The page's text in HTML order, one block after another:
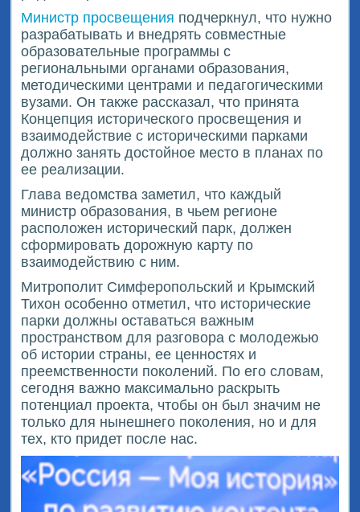
Министр просвещения подчеркнул, что нужно
разрабатывать и внедрять совместные
образовательные программы с
региональными органами образования,
методическими центрами и педагогическими
вузами. Он также рассказал, что принята
Концепция исторического просвещения и
взаимодействие с историческими парками
должно занять достойное место в планах по
ее реализации.
Глава ведомства заметил, что каждый
министр образования, в чьем регионе
расположен исторический парк, должен
сформировать дорожную карту по
взаимодействию с ним.
Митрополит Симферопольский и Крымский
Тихон особенно отметил, что исторические
парки должны оставаться важным
пространством для разговора с молодежью
об истории страны, ее ценностях и
преемственности поколений. По его словам,
сегодня важно максимально раскрыть
потенциал проекта, чтобы он был значим не
только для нынешнего поколения, но и для
тех, кто придет после нас.